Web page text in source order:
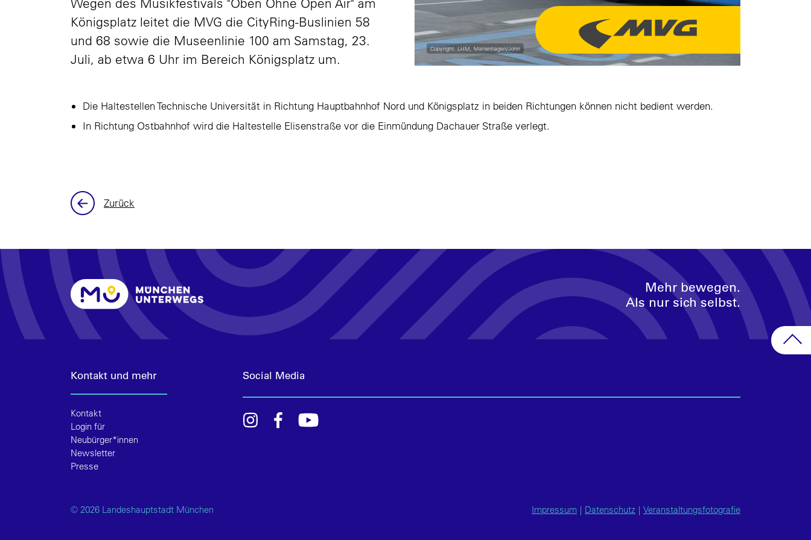
Wegen des Musikfestivals "Oben Ohne Open Air" am
Königsplatz leitet die MVG die CityRing-Buslinien 58
und 68 sowie die Museenlinie 100 am Samstag, 23.
Juli, ab etwa 6 Uhr im Bereich Königsplatz um.
Copyright: LHM, Marienhagen/John
Die Haltestellen Technische Universität in Richtung Hauptbahnhof Nord und Königsplatz in beiden Richtungen können nicht bedient werden.
In Richtung Ostbahnhof wird die Haltestelle Elisenstraße vor die Einmündung Dachauer Straße verlegt.
Zurück
Mehr bewegen.
Als nur sich selbst.
Kontakt und mehr
Kontakt
Login für
Neubürger*innen
Newsletter
Presse
Social Media
© 2026 Landeshauptstadt München Impressum | Datenschutz | Veranstaltungsfotografie